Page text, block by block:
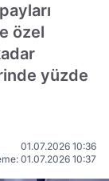
özel
yüzde
01.07.2026 10:36
01.07.2026 10:37